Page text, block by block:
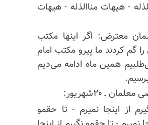
- هیهاتمنا‌الذله - هیهات
معترض: اگر اینها مکتب
گم کردند ما پیرو مکتب امام
همین ماه ادامه می‌دیم
ـ ۲۰شهریور:
از اینجا نمیرم - تا حقمو